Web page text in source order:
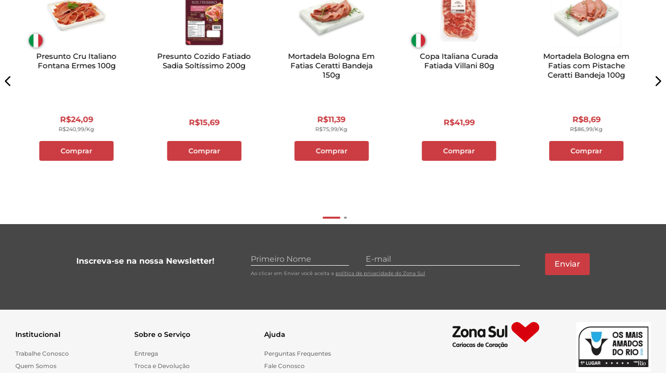
Presunto Cru Italiano
Fontana Ermes 100g
R$24,09
R$240,99/kg
Comprar
Presunto Cozido Fatiado
Sadia Soltíssimo 200g
R$15,69
Comprar
Mortadela Bologna Em
Fatias Ceratti Bandeja
150g
R$11,39
R$75,99/kg
Comprar
Copa Italiana Curada
Fatiada Villani 80g
R$41,99
Comprar
Mortadela Bologna em
Fatias com Pistache
Ceratti Bandeja 100g
R$8,69
R$86,99/kg
Comprar
Inscreva-se na nossa Newsletter!
Ao clicar em Enviar você aceita a política de privacidade do Zona Sul
Enviar
Institucional
Trabalhe Conosco
Quem Somos
Sobre o Serviço
Entrega
Troca e Devolução
Ajuda
Perguntas Frequentes
Fale Conosco